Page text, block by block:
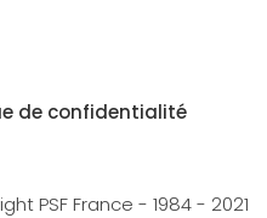
de confidentialité
PSF France - 1984 - 2021